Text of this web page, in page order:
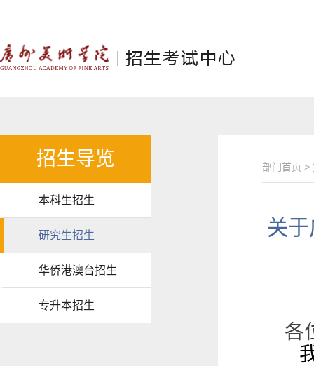
招生导览
本科生招生
研究生招生
华侨港澳台招生
专升本招生
部门首页 >
关
各